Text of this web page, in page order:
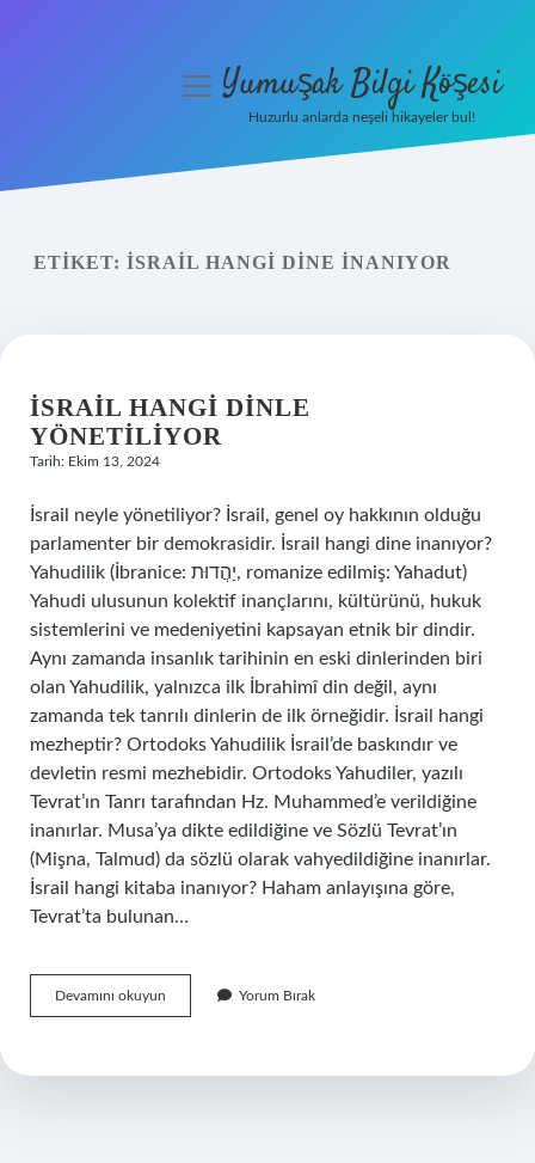
Yasal Uyarı
menüyüYumuşak Bilgi Köşesi
Huzurlu anlarda neşeli hikayeler bul!
ETIKET: İSRAIL HANGI DINE INANIYOR
İSRAIL HANGI DINLE
YÖNETILIYOR
Tarih: Ekim 13, 2024
İsrail neyle yönetiliyor? İsrail, genel oy hakkının olduğu
parlamenter bir demokrasidir. İsrail hangi dine inanıyor?
Yahudilik (İbranice: יַהֲדוּת‎, romanize edilmiş: Yahadut)
Yahudi ulusunun kolektif inançlarını, kültürünü, hukuk
sistemlerini ve medeniyetini kapsayan etnik bir dindir.
Aynı zamanda insanlık tarihinin en eski dinlerinden biri
olan Yahudilik, yalnızca ilk İbrahimî din değil, aynı
zamanda tek tanrılı dinlerin de ilk örneğidir. İsrail hangi
mezheptir? Ortodoks Yahudilik İsrail’de baskındır ve
devletin resmi mezhebidir. Ortodoks Yahudiler, yazılı
Tevrat’ın Tanrı tarafından Hz. Muhammed’e verildiğine
inanırlar. Musa’ya dikte edildiğine ve Sözlü Tevrat’ın
(Mişna, Talmud) da sözlü olarak vahyedildiğine inanırlar.
İsrail hangi kitaba inanıyor? Haham anlayışına göre,
Tevrat’ta bulunan…
Devamını okuyun
Hangi
Yorum Bırak